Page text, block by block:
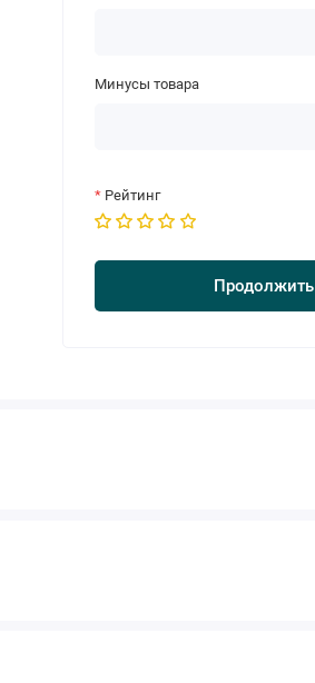
Минусы товара
Рейтинг
Продолжить